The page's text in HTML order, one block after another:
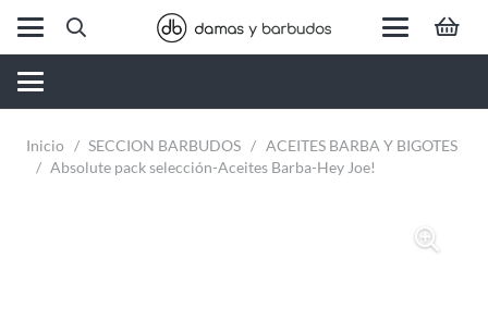
Inicio / SECCION BARBUDOS / ACEITES BARBA Y BIGOTES
/ Absolute pack selección-Aceites Barba-Hey Joe!